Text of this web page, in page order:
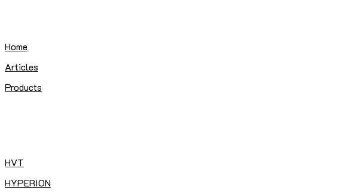
Home
Articles
Products
HVT
HYPERION